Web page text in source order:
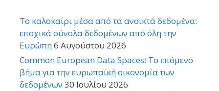
Το καλοκαίρι μέσα από τα ανοικτά δεδομένα:
εποχικά σύνολα δεδομένων από όλη την
Ευρώπη6 Αυγούστου 2026
Common European Data Spaces: Το επόμενο
βήμα για την ευρωπαϊκή οικονομία των
δεδομένων 30 Ιουλίου 2026